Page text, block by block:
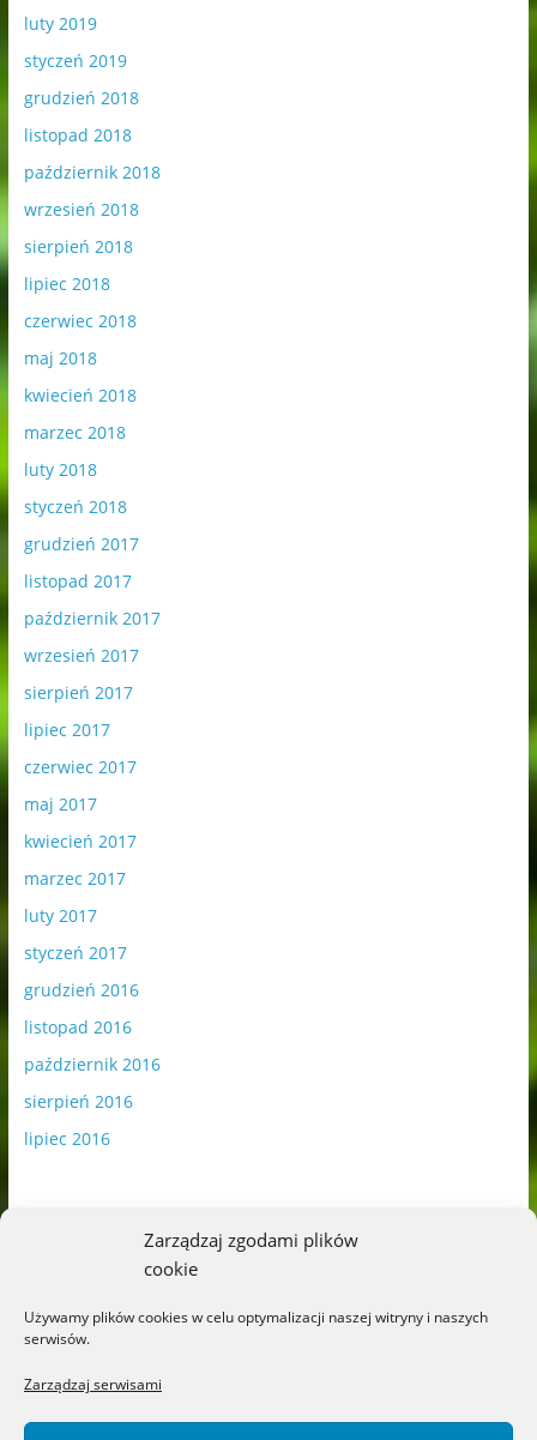
Zarządzaj zgodami plików
cookie
Używamy plików cookies w celu optymalizacji naszej witryny i naszych
serwisów.
Zarządzaj serwisami
luty 2019
styczeń 2019
grudzień 2018
listopad 2018
październik 2018
wrzesień 2018
sierpień 2018
lipiec 2018
czerwiec 2018
maj 2018
kwiecień 2018
marzec 2018
luty 2018
styczeń 2018
grudzień 2017
listopad 2017
październik 2017
wrzesień 2017
sierpień 2017
lipiec 2017
czerwiec 2017
maj 2017
kwiecień 2017
marzec 2017
luty 2017
styczeń 2017
grudzień 2016
listopad 2016
październik 2016
sierpień 2016
lipiec 2016